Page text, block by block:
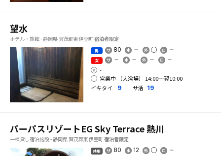
望水
ホテル・旅館 - 静岡県 賀茂郡東伊豆町宿泊者限定
男 80
女
-
営業中 （大浴場） 14:00〜翌10:00
イキタイ
9 サ活 19
パーパスリゾートEG Sky Terrace 熱川
一棟貸し宿泊施設 - 静岡県 賀茂郡東伊豆町宿泊者限定
共用 80 12